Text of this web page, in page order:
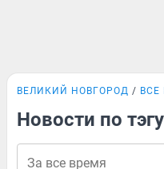
ВЕЛИКИЙ НОВГОРОД ВСЕ
Новости по